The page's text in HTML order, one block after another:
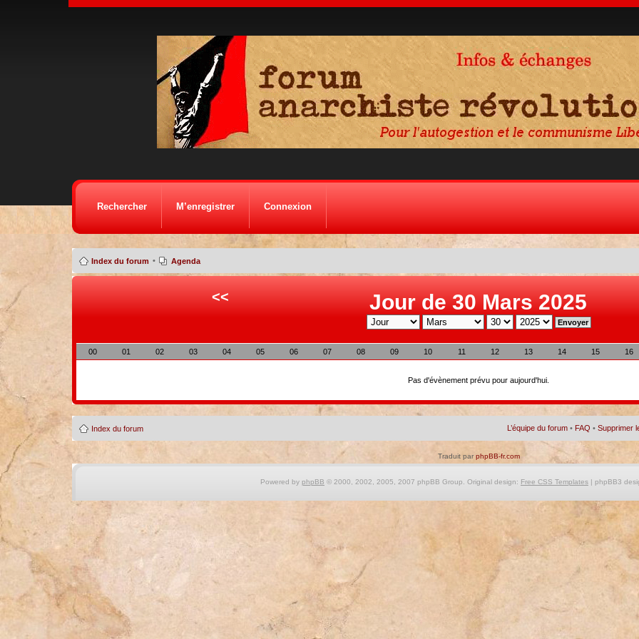
Rechercher M’enregistrer Connexion
Index du forum • Agenda
<< Jour de 30 Mars 2025
00 01 02 03 04 05 06 07 08 09 10 11 12 13 14 15 16
Pas d'évènement prévu pour aujourd'hui.
Index du forum L’équipe du forum • FAQ •Supprimer
Traduit parphpBB-fr.com
Powered by phpBB © 2000, 2002, 2005, 2007 phpBB Group. Original design: Free CSS Templates| phpBB3